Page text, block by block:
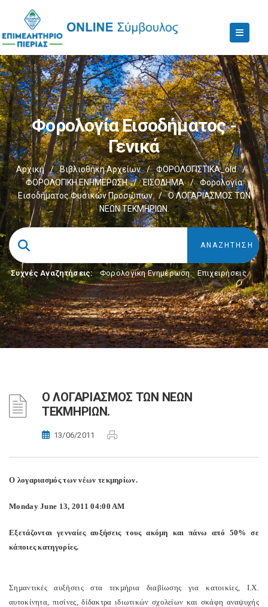
Φορολογία Εισοδήματος -
Γενικά
Αρχική / Βιβλιοθήκη Αρχείων / ΦΟΡΟΛΟΓΙΣΤΙΚΑ_old
/
ΦΟΡΟΛΟΓΙΚΗ ΕΝΗΜΕΡΩΣΗ
/ ΕΙΣΟΔΗΜΑ /
Φορολογία
Εισοδήματος Φυσικών Προσώπων
/
Ο ΛΟΓΑΡΙΑΣMΟΣ ΤΩΝ
ΝΕΩΝ ΤΕΚMΗΡΙΩΝ.
Συχνές Αναζητήσεις: Φορολογικη Ενημέρωση, Επιχειρήσεις
Ο ΛΟΓΑΡΙΑΣMΟΣ ΤΩΝ ΝΕΩΝ
ΤΕΚMΗΡΙΩΝ.
13/06/2011
Ο λογαριασµός των νέων τεκµηρίων.
Monday June 13, 2011 04:00 AM
Εξετάζονται γενναίες αυξήσεις τους ακόµη και πάνω από 50% σε
κάποιες κατηγορίες.
Σηµαντικές αυξήσεις στα τεκµήρια διαβίωσης για κατοικίες, Ι.Χ.
αυτοκίνητα, πισίνες, δίδακτρα ιδιωτικών σχολείων και σκάφη αναψυχής